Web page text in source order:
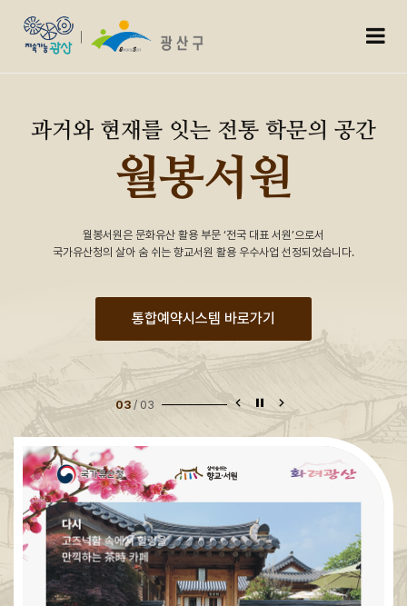
과거와 현재를 잇는 전통 학문의 공간
월봉서원
월봉서원은 문화유산 활용 부문 ‘전국 대표 서원’으로서
국가유산청의 살아 숨 쉬는 향교서원 활용 우수사업 선정되었습니다.
통합예약시스템 바로가기
03/ 03 이전 슬라이드
슬라이드 정지
다음 슬라이드